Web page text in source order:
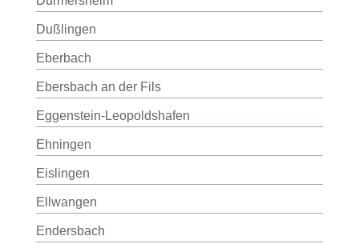
Dußlingen
Eberbach
Ebersbach an der Fils
Eggenstein-Leopoldshafen
Ehningen
Eislingen
Ellwangen
Endersbach